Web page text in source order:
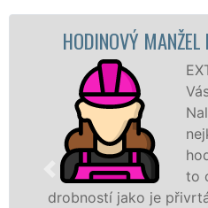
MANŽEL NALŽOVSKÉ
EXTRA MANŽEL pro
Vás zajišťuje v
Nalžovských
nejkvalitnější služby
hodinového
to od těch
je přivrtání poličky, až po